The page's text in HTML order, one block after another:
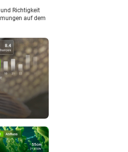
Richtigkeit
auf dem